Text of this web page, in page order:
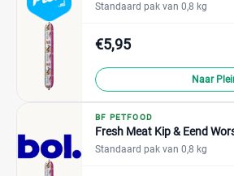
Standaard pak van 0,8 kg
€5,95
Naar
BF PETFOOD
Fresh Meat Kip & Eend
Standaard pak van 0,8 kg